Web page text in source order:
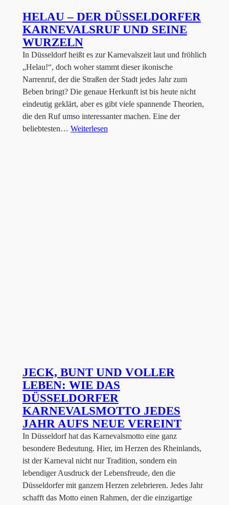
HELAU – DER DÜSSELDORFER
KARNEVALSRUF UND SEINE
WURZELN
In Düsseldorf heißt es zur Karnevalszeit laut und fröhlich
„Helau!“, doch woher stammt dieser ikonische
Narrenruf, der die Straßen der Stadt jedes Jahr zum
Beben bringt? Die genaue Herkunft ist bis heute nicht
eindeutig geklärt, aber es gibt viele spannende Theorien,
die den Ruf umso interessanter machen. Eine der
beliebtesten… Weiterlesen
JECK, BUNT UND VOLLER
LEBEN: WIE DAS
DÜSSELDORFER
KARNEVALSMOTTO JEDES
JAHR AUFS NEUE VEREINT
In Düsseldorf hat das Karnevalsmotto eine ganz
besondere Bedeutung. Hier, im Herzen des Rheinlands,
ist der Karneval nicht nur Tradition, sondern ein
lebendiger Ausdruck der Lebensfreude, den die
Düsseldorfer mit ganzem Herzen zelebrieren. Jedes Jahr
schafft das Motto einen Rahmen, der die einzigartige